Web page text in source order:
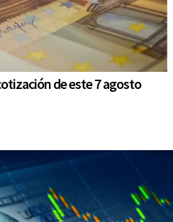
de este 7 agosto